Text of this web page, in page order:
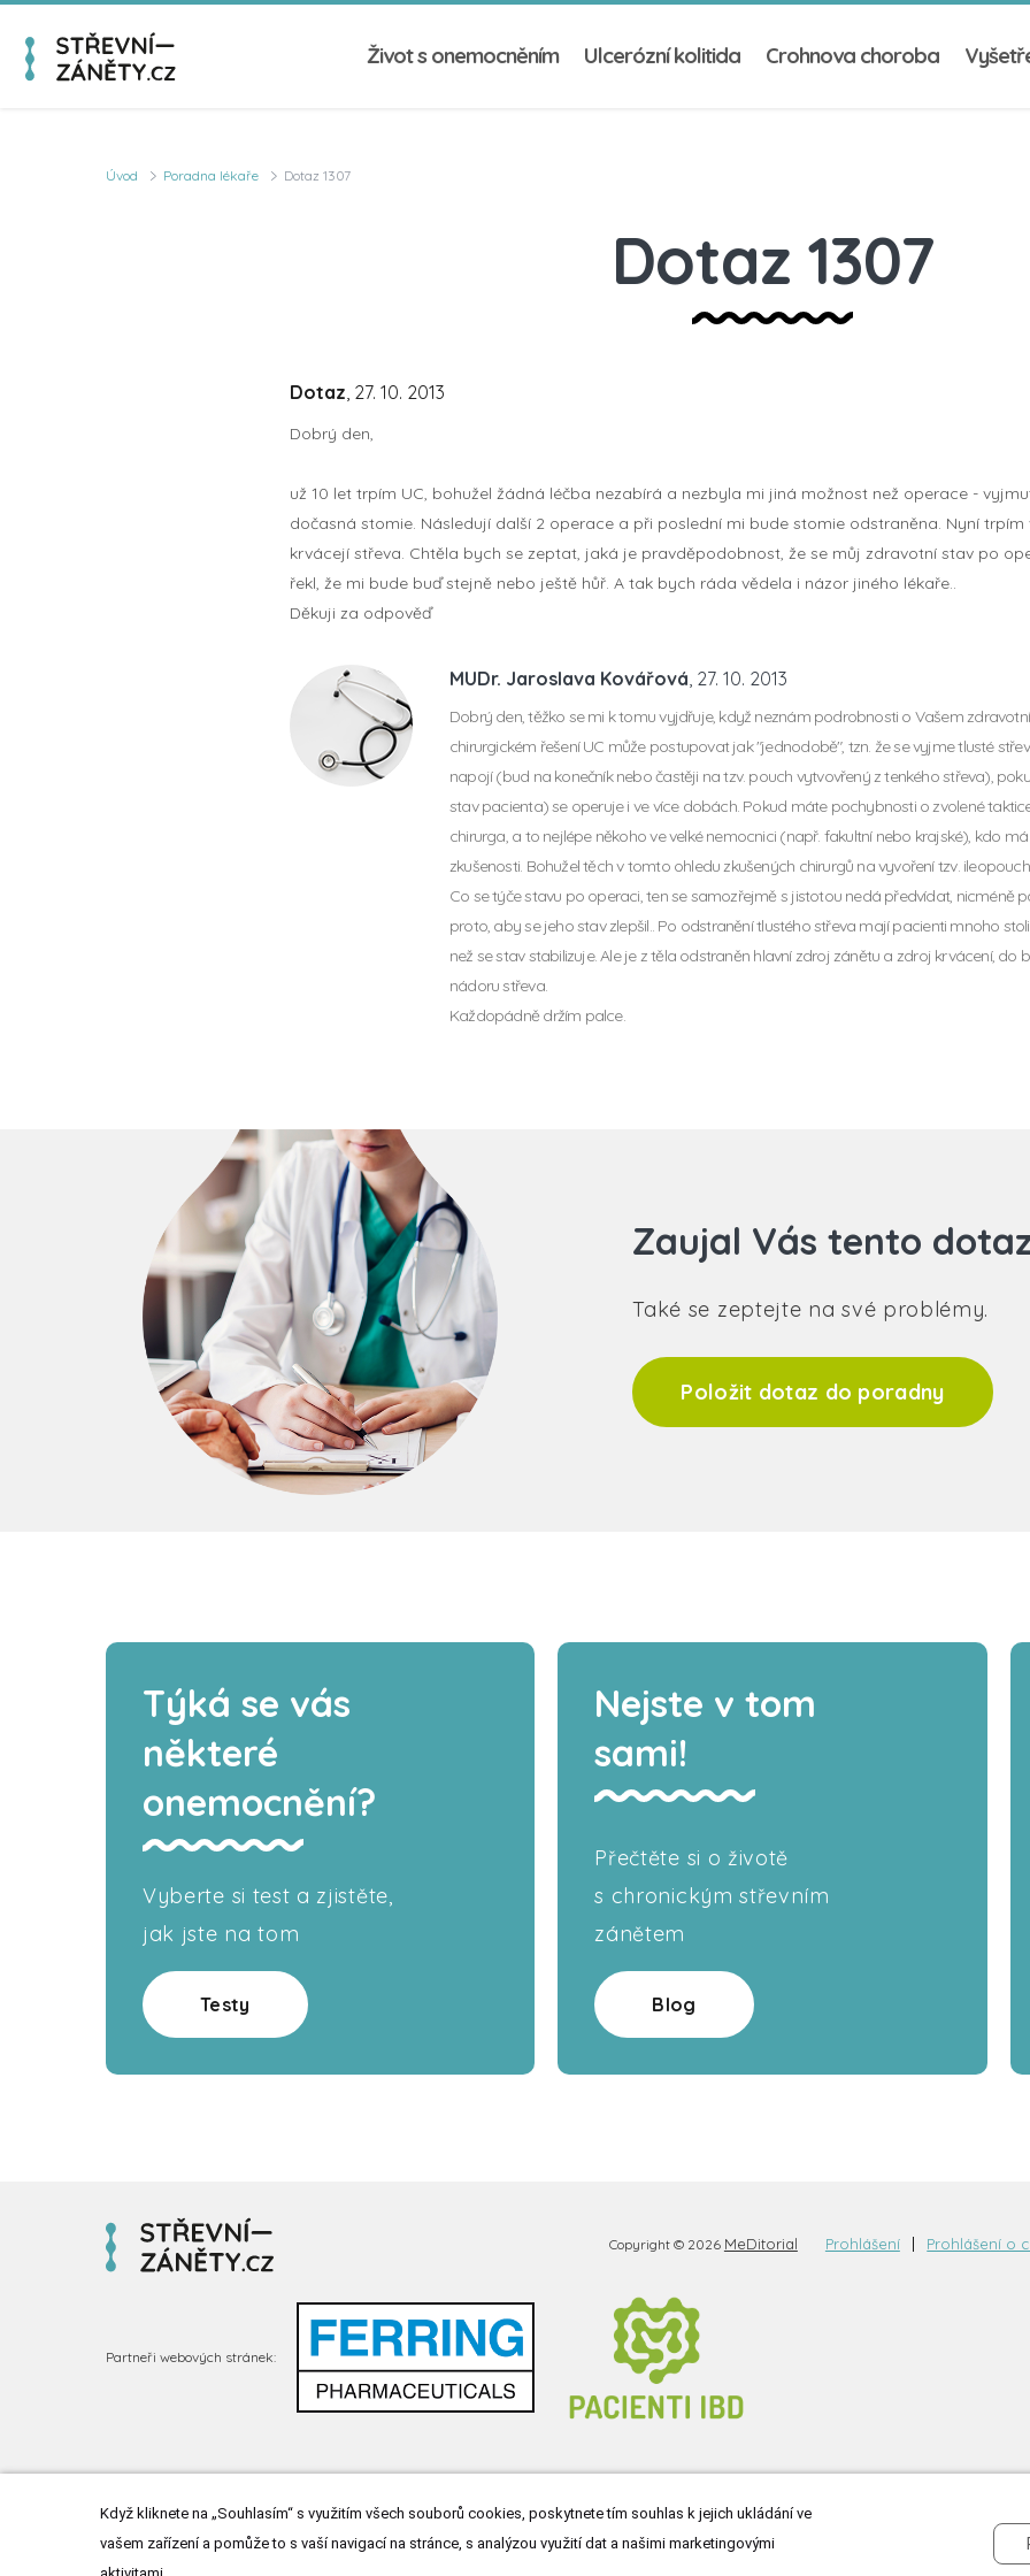
Život s onemocněním Ulcerózní kolitida Crohnova choroba
Úvod Poradna lékaře Dotaz 1307
Dotaz 1307
Dotaz, 27. 10. 2013
Dobrý den,
už 10 let trpím UC, bohužel žádná léčba nezabírá a nezbyla mi jiná možnost než operace -
dočasná stomie. Následují další 2 operace a při poslední mi bude stomie odstraněna. Nyní
krvácejí střeva. Chtěla bych se zeptat, jaká je pravděpodobnost, že se můj zdravotní stav po
řekl, že mi bude buď stejně nebo ještě hůř. A tak bych ráda vědela i názor jiného lékaře..
Děkuji za odpověď
MUDr. Jaroslava Kovářová , 27. 10. 2013
Dobrý den, těžko se mi k tomu vyjdřuje, když neznám podrobnosti o Vašem
chirurgickém řešení UC může postupovat jak "jednodobě", tzn. že se vyjme tlusté
napojí (bud na konečník nebo častěji na tzv. pouch vytvovřený z tenkého střeva),
stav pacienta) se operuje i ve více dobách. Pokud máte pochybnosti o zvolené
chirurga, a to nejlépe někoho ve velké nemocnici (např. fakultní nebo krajské), kdo
zkušenosti. Bohužel těch v tomto ohledu zkušených chirurgů na vyvoření tzv.
Co se týče stavu po operaci, ten se samozřejmě s jistotou nedá předvídat, nicméně
proto, aby se jeho stav zlepšil.. Po odstranění tlustého střeva mají pacienti mnoho
než se stav stabilizuje. Ale je z těla odstraněn hlavní zdroj zánětu a zdroj krvácení,
nádoru střeva.
Každopádně držím palce.
Zaujal Vás tento
Také se zeptejte na své problémy.
Položit dotaz do poradny
Týká se vás
některé
onemocnění?
Vyberte si test a zjistěte,
jak jste na tom
Testy
Nejste v tom
sami!
Přečtěte si o životě
s chronickým střevním
zánětem
Blog
Copyright © 2026 MeDitorial Prohlášení Prohlášení o
Partneři webových stránek:
Když kliknete na „Souhlasím“ s využitím všech souborů cookies, poskytnete tím souhlas k jejich ukládání ve
vašem zařízení a pomůže to s vaší navigací na stránce, s analýzou využití dat a našimi marketingovými